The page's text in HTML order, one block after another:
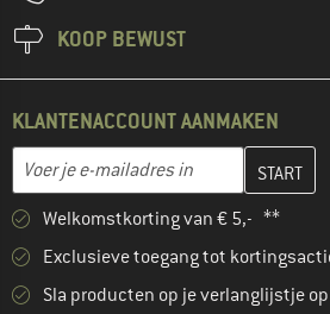
KOOP BEWUST
KLANTENACCOUNT AANMAKEN
E-mailadres
Vul je e-mailadres hier in en maak in
Welkomstkorting van € 5,- **
Exclusieve toegang tot
Sla producten op je verlanglijstje op